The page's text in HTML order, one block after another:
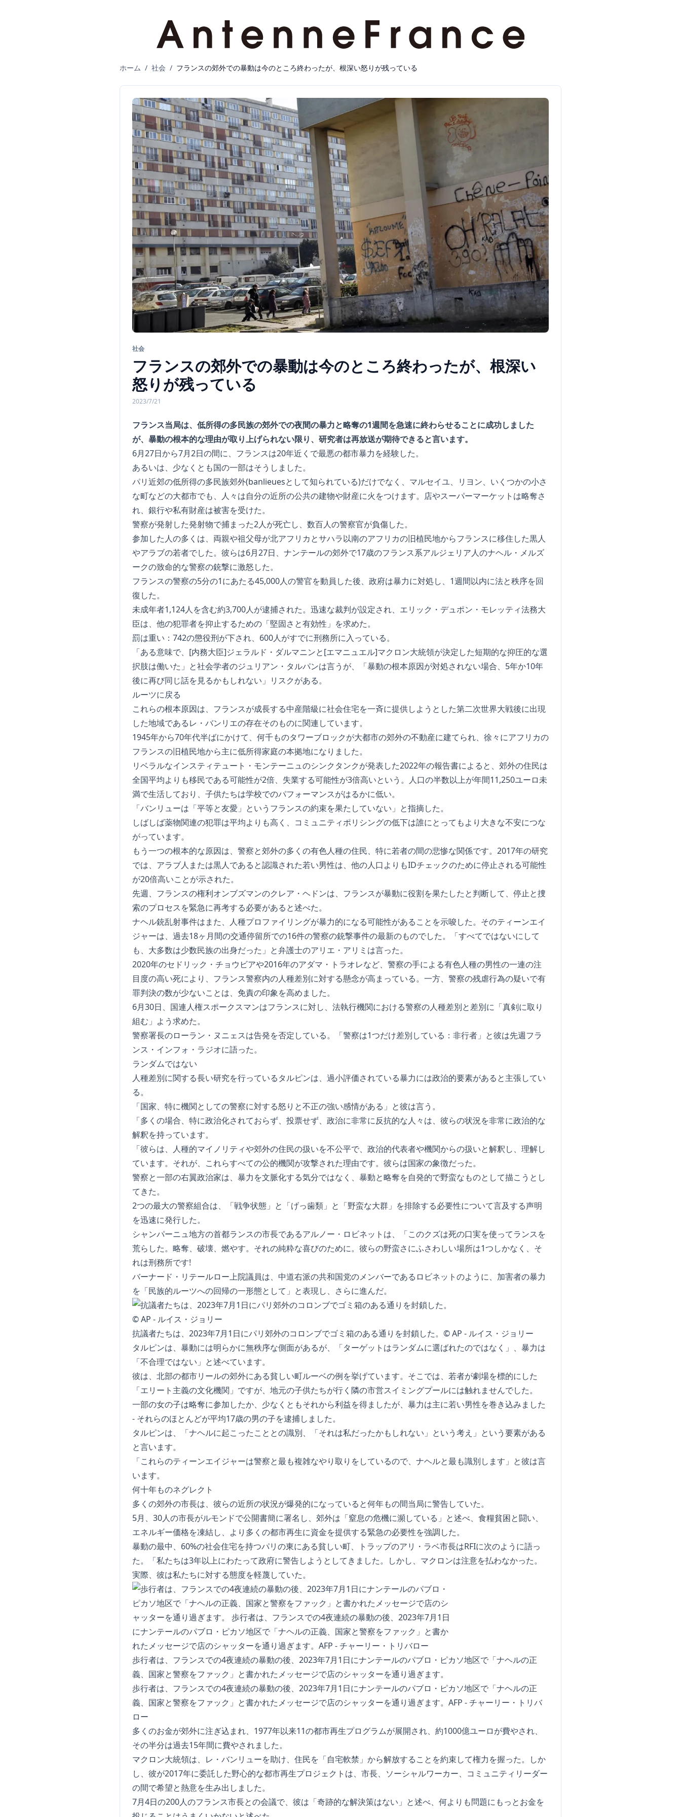
ホーム / 社会 / フランスの郊外での暴動は今のところ終わったが、根深い怒りが残っている
社会
フランスの郊外での暴動は今のところ終わったが、根深い
怒りが残っている
2023/7/21
フランス当局は、低所得の多民族の郊外での夜間の暴力と略奪の1週間を急速に終わらせることに成功しました
が、暴動の根本的な理由が取り上げられない限り、研究者は再放送が期待できると言います。
6月27日から7月2日の間に、フランスは20年近くで最悪の都市暴力を経験した。
あるいは、少なくとも国の一部はそうしました。
パリ近郊の低所得の多民族郊外(banlieuesとして知られている)だけでなく、マルセイユ、リヨン、いくつかの小さ
な町などの大都市でも、人々は自分の近所の公共の建物や財産に火をつけます。店やスーパーマーケットは略奪さ
れ、銀行や私有財産は被害を受けた。
警察が発射した発射物で捕まった2人が死亡し、数百人の警察官が負傷した。
参加した人の多くは、両親や祖父母が北アフリカとサハラ以南のアフリカの旧植民地からフランスに移住した黒人
やアラブの若者でした。彼らは6月27日、ナンテールの郊外で17歳のフランス系アルジェリア人のナヘル・メルズ
ークの致命的な警察の銃撃に激怒した。
フランスの警察の5分の1にあたる45,000人の警官を動員した後、政府は暴力に対処し、1週間以内に法と秩序を回
復した。
未成年者1,124人を含む約3,700人が逮捕された。迅速な裁判が設定され、エリック・デュポン・モレッティ法務大
臣は、他の犯罪者を抑止するための「堅固さと有効性」を求めた。
罰は重い：742の懲役刑が下され、600人がすでに刑務所に入っている。
「ある意味で、[内務大臣]ジェラルド・ダルマニンと[エマニュエル]マクロン大統領が決定した短期的な抑圧的な選
択肢は働いた」と社会学者のジュリアン・タルパンは言うが、「暴動の根本原因が対処されない場合、5年か10年
後に再び同じ話を見るかもしれない」リスクがある。
ルーツに戻る
これらの根本原因は、フランスが成長する中産階級に社会住宅を一斉に提供しようとした第二次世界大戦後に出現
した地域であるレ・バンリエの存在そのものに関連しています。
1945年から70年代半ばにかけて、何千ものタワーブロックが大都市の郊外の不動産に建てられ、徐々にアフリカの
フランスの旧植民地から主に低所得家庭の本拠地になりました。
リベラルなインスティテュート・モンテーニュのシンクタンクが発表した2022年の報告書によると、郊外の住民は
全国平均よりも移民である可能性が2倍、失業する可能性が3倍高いという。人口の半数以上が年間11,250ユーロ未
満で生活しており、子供たちは学校でのパフォーマンスがはるかに低い。
「バンリューは「平等と友愛」というフランスの約束を果たしていない」と指摘した。
しばしば薬物関連の犯罪は平均よりも高く、コミュニティポリシングの低下は誰にとってもより大きな不安につな
がっています。
もう一つの根本的な原因は、警察と郊外の多くの有色人種の住民、特に若者の間の悲惨な関係です。2017年の研究
では、アラブ人または黒人であると認識された若い男性は、他の人口よりもIDチェックのために停止される可能性
が20倍高いことが示された。
先週、フランスの権利オンブズマンのクレア・ヘドンは、フランスが暴動に役割を果たしたと判断して、停止と捜
索のプロセスを緊急に再考する必要があると述べた。
ナヘル銃乱射事件はまた、人種プロファイリングが暴力的になる可能性があることを示唆した。そのティーンエイ
ジャーは、過去18ヶ月間の交通停留所での16件の警察の銃撃事件の最新のものでした。「すべてではないにして
も、大多数は少数民族の出身だった」と弁護士のアリエ・アリミは言った。
2020年のセドリック・チョウビアや2016年のアダマ・トラオレなど、警察の手による有色人種の男性の一連の注
目度の高い死により、フランス警察内の人種差別に対する懸念が高まっている。一方、警察の残虐行為の疑いで有
罪判決の数が少ないことは、免責の印象を高めました。
6月30日、国連人権スポークスマンはフランスに対し、法執行機関における警察の人種差別と差別に「真剣に取り
組む」よう求めた。
警察署長のローラン・ヌニェスは告発を否定している。「警察は1つだけ差別している：非行者」と彼は先週フラ
ンス・インフォ・ラジオに語った。
ランダムではない
人種差別に関する長い研究を行っているタルピンは、過小評価されている暴力には政治的要素があると主張してい
る。
「国家、特に機関としての警察に対する怒りと不正の強い感情がある」と彼は言う。
「多くの場合、特に政治化されておらず、投票せず、政治に非常に反抗的な人々は、彼らの状況を非常に政治的な
解釈を持っています。
「彼らは、人種的マイノリティや郊外の住民の扱いを不公平で、政治的代表者や機関からの扱いと解釈し、理解し
ています。それが、これらすべての公的機関が攻撃された理由です。彼らは国家の象徴だった。
警察と一部の右翼政治家は、暴力を文脈化する気分ではなく、暴動と略奪を自発的で野蛮なものとして描こうとし
てきた。
2つの最大の警察組合は、「戦争状態」と「げっ歯類」と「野蛮な大群」を排除する必要性について言及する声明
を迅速に発行した。
シャンパーニュ地方の首都ランスの市長であるアルノー・ロビネットは、「このクズは死の口実を使ってランスを
荒らした。略奪、破壊、燃やす。それの純粋な喜びのために。彼らの野蛮さにふさわしい場所は1つしかなく、そ
れは刑務所です!
バーナード・リテールロー上院議員は、中道右派の共和国党のメンバーであるロビネットのように、加害者の暴力
を「民族的ルーツへの回帰の一形態として」と表現し、さらに進んだ。
抗議者たちは、2023年7月1日にパリ郊外のコロンブでゴミ箱のある通りを封鎖した。© AP - ルイス・ジョリー
タルピンは、暴動には明らかに無秩序な側面があるが、「ターゲットはランダムに選ばれたのではなく」、暴力は
「不合理ではない」と述べています。
彼は、北部の都市リールの郊外にある貧しい町ルーベの例を挙げています。そこでは、若者が劇場を標的にした
「エリート主義の文化機関」ですが、地元の子供たちが行く隣の市営スイミングプールには触れませんでした。
一部の女の子は略奪に参加したか、少なくともそれから利益を得ましたが、暴力は主に若い男性を巻き込みました
- それらのほとんどが平均17歳の男の子を逮捕しました。
タルピンは、「ナヘルに起こったこととの識別、「それは私だったかもしれない」という考え」という要素がある
と言います。
「これらのティーンエイジャーは警察と最も複雑なやり取りをしているので、ナヘルと最も識別します」と彼は言
います。
何十年ものネグレクト
多くの郊外の市長は、彼らの近所の状況が爆発的になっていると何年もの間当局に警告していた。
5月、30人の市長がルモンドで公開書簡に署名し、郊外は「窒息の危機に瀕している」と述べ、食糧貧困と闘い、
エネルギー価格を凍結し、より多くの都市再生に資金を提供する緊急の必要性を強調した。
暴動の最中、60%の社会住宅を持つパリの東にある貧しい町、トラップのアリ・ラベ市長はRFIに次のように語っ
た。「私たちは3年以上にわたって政府に警告しようとしてきました。しかし、マクロンは注意を払わなかった。
実際、彼は私たちに対する態度を軽蔑していた。
歩行者は、フランスでの4夜連続の暴動の後、2023年7月1日にナンテールのパブロ・ピカソ地区で「ナヘルの正
義、国家と警察をファック」と書かれたメッセージで店のシャッターを通り過ぎます。
歩行者は、フランスでの4夜連続の暴動の後、2023年7月1日にナンテールのパブロ・ピカソ地区で「ナヘルの正
義、国家と警察をファック」と書かれたメッセージで店のシャッターを通り過ぎます。AFP - チャーリー・トリバ
ロー
多くのお金が郊外に注ぎ込まれ、1977年以来11の都市再生プログラムが展開され、約1000億ユーロが費やされ、
その半分は過去15年間に費やされました。
マクロン大統領は、レ・バンリューを助け、住民を「自宅軟禁」から解放することを約束して権力を握った。しか
し、彼が2017年に委託した野心的な都市再生プロジェクトは、市長、ソーシャルワーカー、コミュニティリーダー
の間で希望と熱意を生み出しました。
7月4日の200人のフランス市長との会議で、彼は「奇跡的な解決策はない」と述べ、何よりも問題にもっとお金を